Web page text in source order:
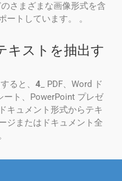
のさまざまな画像形式を含
ートしています。 。
キストを抽出す
ると、 4 _ PDF、Word ド
ート、PowerPoint プレゼ
キュメント形式からテキ
ジまたはドキュメント全